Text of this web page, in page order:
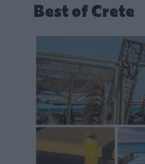
Best of Crete